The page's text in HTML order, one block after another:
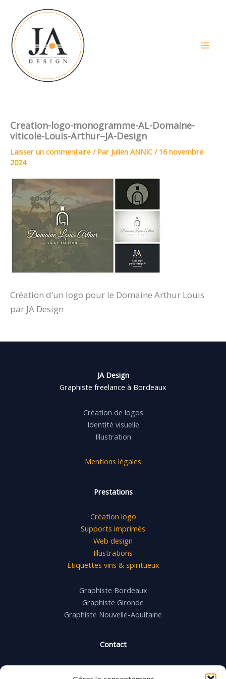
contenu
Creation-logo-monogramme-AL-Domaine-
viticole-Louis-Arthur–JA-Design
Laisser un commentaire / Par Julien ANNIC/ 16 novembre
2024
Création d’un logo pour le Domaine Arthur Louis
par JA Design
JA Design
Graphiste freelance à Bordeaux
Création de logos
Identité visuelle
Illustration
Mentions légales
Prestations
Création logo
Supports imprimés
Web design
Illustrations
Étiquettes vins & spiritueux
Graphiste Bordeaux
Graphiste Gironde
Graphiste Nouvelle-Aquitaine
Contact